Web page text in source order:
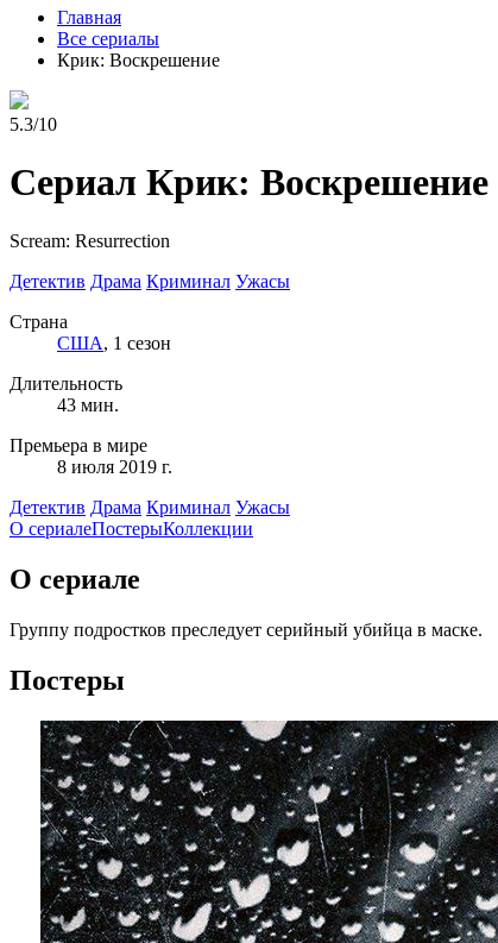
Главная
Все сериалы
Крик: Воскрешение
5.3/10
Сериал Крик: Воскрешение
Scream: Resurrection
Детектив Драма Криминал Ужасы
Страна
США, 1 сезон
Длительность
43 мин.
Премьера в мире
8 июля 2019 г.
Детектив Драма Криминал Ужасы
О сериалеПостерыКоллекции
О сериале
Группу подростков преследует серийный убийца в маске.
Постеры